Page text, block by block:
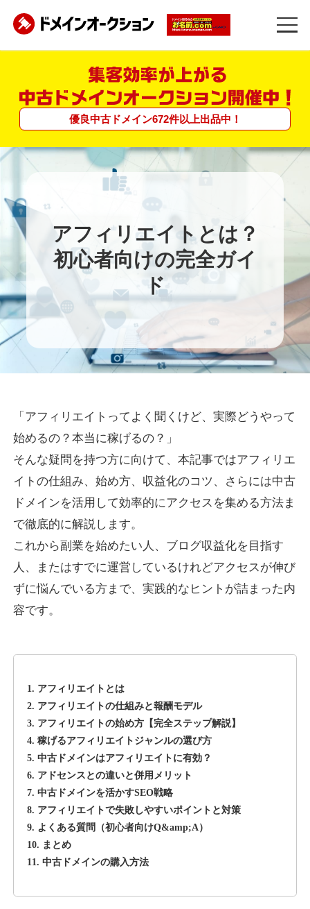
優良中古ドメイン672件以上出品中！
アフィリエイトとは？
初心者向けの完全ガイ
ド
「アフィリエイトってよく聞くけど、実際どうやって
始めるの？本当に稼げるの？」
そんな疑問を持つ方に向けて、本記事ではアフィリエ
イトの仕組み、始め方、収益化のコツ、さらには中古
ドメインを活用して効率的にアクセスを集める方法ま
で徹底的に解説します。
これから副業を始めたい人、ブログ収益化を目指す
人、またはすでに運営しているけれどアクセスが伸び
ずに悩んでいる方まで、実践的なヒントが詰まった内
容です。
1. アフィリエイトとは
2. アフィリエイトの仕組みと報酬モデル
3. アフィリエイトの始め方【完全ステップ解説】
4. 稼げるアフィリエイトジャンルの選び方
5. 中古ドメインはアフィリエイトに有効？
6. アドセンスとの違いと併用メリット
7. 中古ドメインを活かすSEO戦略
8. アフィリエイトで失敗しやすいポイントと対策
9. よくある質問（初心者向けQ&amp;A）
10. まとめ
11. 中古ドメインの購入方法